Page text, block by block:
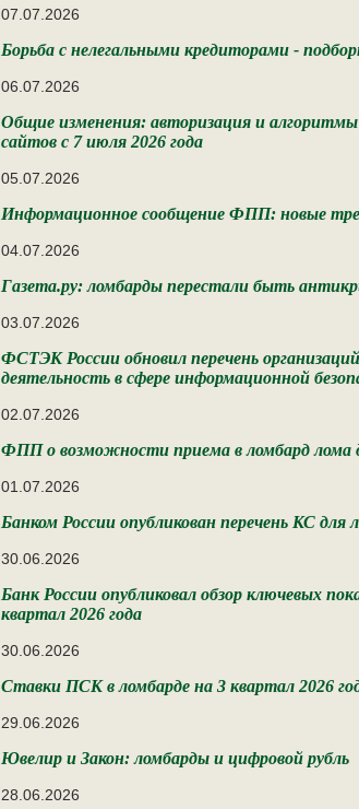
07.07.2026
Борьба с нелегальными кредиторами -
06.07.2026
Общие изменения: авторизация и
сайтов с 7 июля 2026 года
05.07.2026
Информационное сообщение ФПП: новые
04.07.2026
Газета.ру: ломбарды перестали быть
03.07.2026
ФСТЭК России обновил перечень
деятельность в сфере информационной
02.07.2026
ФПП о возможности приема в ломбард лома
01.07.2026
Банком России опубликован перечень КС
30.06.2026
Банк России опубликовал обзор ключевых
квартал 2026 года
30.06.2026
Ставки ПСК в ломбарде на 3 квартал 2026
29.06.2026
Ювелир и Закон: ломбарды и цифровой рубль
28.06.2026